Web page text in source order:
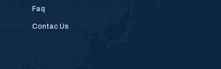
Faq
Contac Us